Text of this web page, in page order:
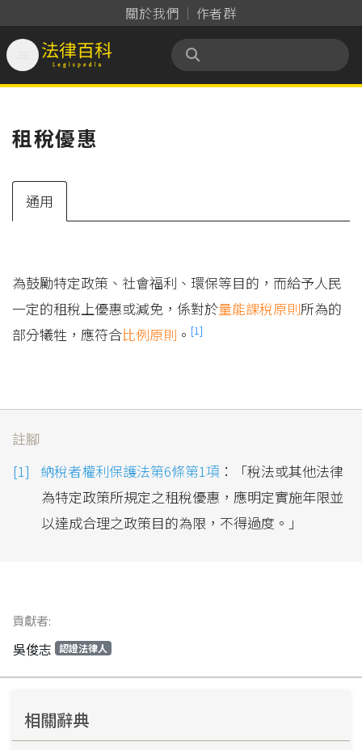
關於我們 作者群
法律百科 Legispedia
租稅優惠
通用
為鼓勵特定政策、社會福利、環保等目的，而給予人民
一定的租稅上優惠或減免，係對於量能課稅原則所為的
部分犧牲，應符合比例原則 。 [1]
註腳
納稅者權利保護法第6條第1項 ：「稅法或其他法律
為特定政策所規定之租稅優惠，應明定實施年限並
以達成合理之政策目的為限，不得過度。」
貢獻者:
吳俊志 認證法律人
相關辭典